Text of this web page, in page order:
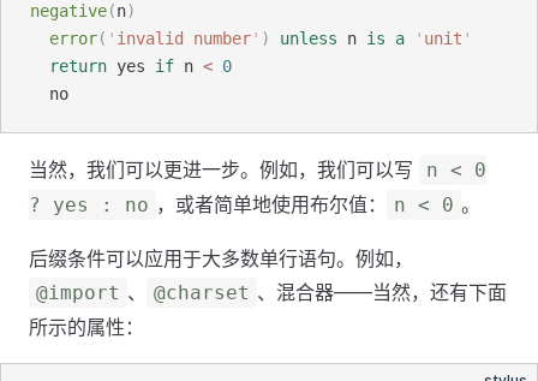
negative(n)
error( ' invalid number' ) unless n is a ' unit '
return yes if n < 0
  no
当然，我们可以更进一步。例如，我们可以写
n < 0
? yes : no ，或者简单地使用布尔值： n < 0 。
后缀条件可以应用于大多数单行语句。例如，
@import 、 @charset 、混合器——当然，还有下面
所示的属性：